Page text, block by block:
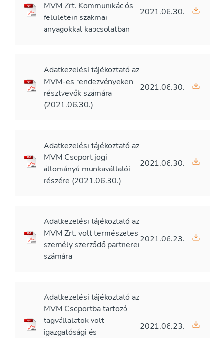
MVM Zrt. Kommunikációs
felületein szakmai
anyagokkal kapcsolatban
2021.06.30.
Adatkezelési tájékoztató az
MVM-es rendezvényeken
résztvevők számára
(2021.06.30.)
2021.06.30.
Adatkezelési tájékoztató az
MVM Csoport jogi
állományú munkavállalói
részére (2021.06.30.)
2021.06.30.
Adatkezelési tájékoztató az
MVM Zrt. volt természetes
személy szerződő partnerei
számára
2021.06.23.
Adatkezelési tájékoztató az
MVM Csoportba tartozó
tagvállalatok volt
igazgatósági és
2021.06.23.